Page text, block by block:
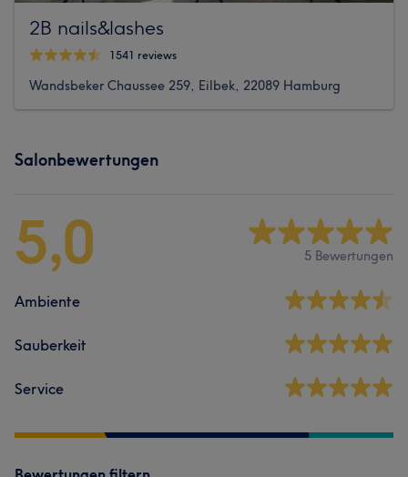
2B nails&lashes
1541 reviews
Wandsbeker Chaussee 259, Eilbek, 22089 Hamburg
Salonbewertungen
5,0 5 Bewertungen
Ambiente
Sauberkeit
Service